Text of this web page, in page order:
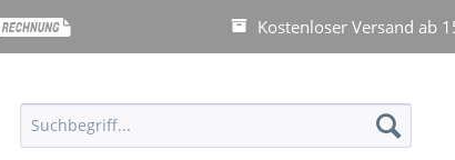
Kostenloser Versand ab